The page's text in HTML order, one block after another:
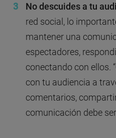
No descuides a tu
red social, lo
mantener una
espectadores,
conectando con ellos.
con tu audiencia a
comentarios,
comunicación debe